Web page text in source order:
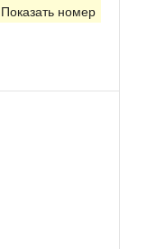
Показать номер